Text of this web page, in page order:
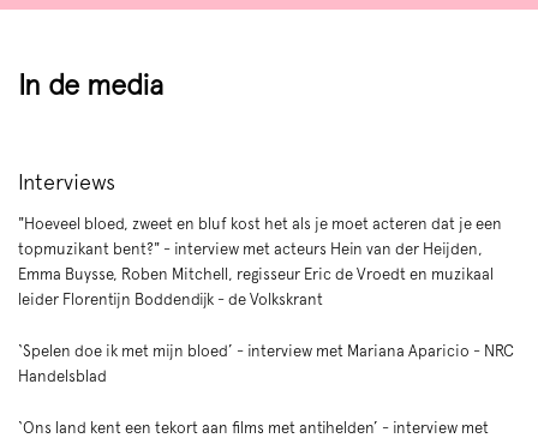
In de media
Interviews
"Hoeveel bloed, zweet en bluf kost het als je moet acteren dat je een
topmuzikant bent?" - interview met acteurs Hein van der Heijden,
Emma Buysse, Roben Mitchell, regisseur Eric de Vroedt en muzikaal
leider Florentijn Boddendijk - de Volkskrant
‘Spelen doe ik met mijn bloed’ - interview met Mariana Aparicio - NRC
Handelsblad
‘Ons land kent een tekort aan films met antihelden’ - interview met